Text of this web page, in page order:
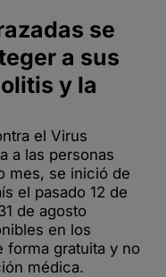
se
a sus
y la
el Virus
a las personas
mes, se inició de
el pasado 12 de
de agosto
en los
forma gratuita y no
médica.